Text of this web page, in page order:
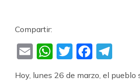
Compartir:
EmailWhatsApp
Twitter
Hoy, lunes 26 de marzo, el pueblo